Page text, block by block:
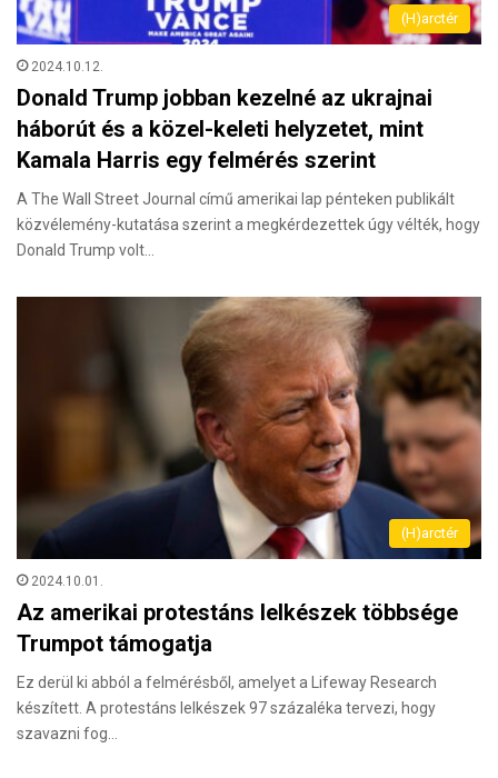
(H)arctér
2024.10.12.
Donald Trump jobban kezelné az ukrajnai
háborút és a közel-keleti helyzetet, mint
Kamala Harris egy felmérés szerint
A The Wall Street Journal című amerikai lap pénteken publikált
közvélemény-kutatása szerint a megkérdezettek úgy vélték, hogy
Donald Trump volt…
(H)arctér
2024.10.01.
Az amerikai protestáns lelkészek többsége
Trumpot támogatja
Ez derül ki abból a felmérésből, amelyet a Lifeway Research
készített. A protestáns lelkészek 97 százaléka tervezi, hogy
szavazni fog…